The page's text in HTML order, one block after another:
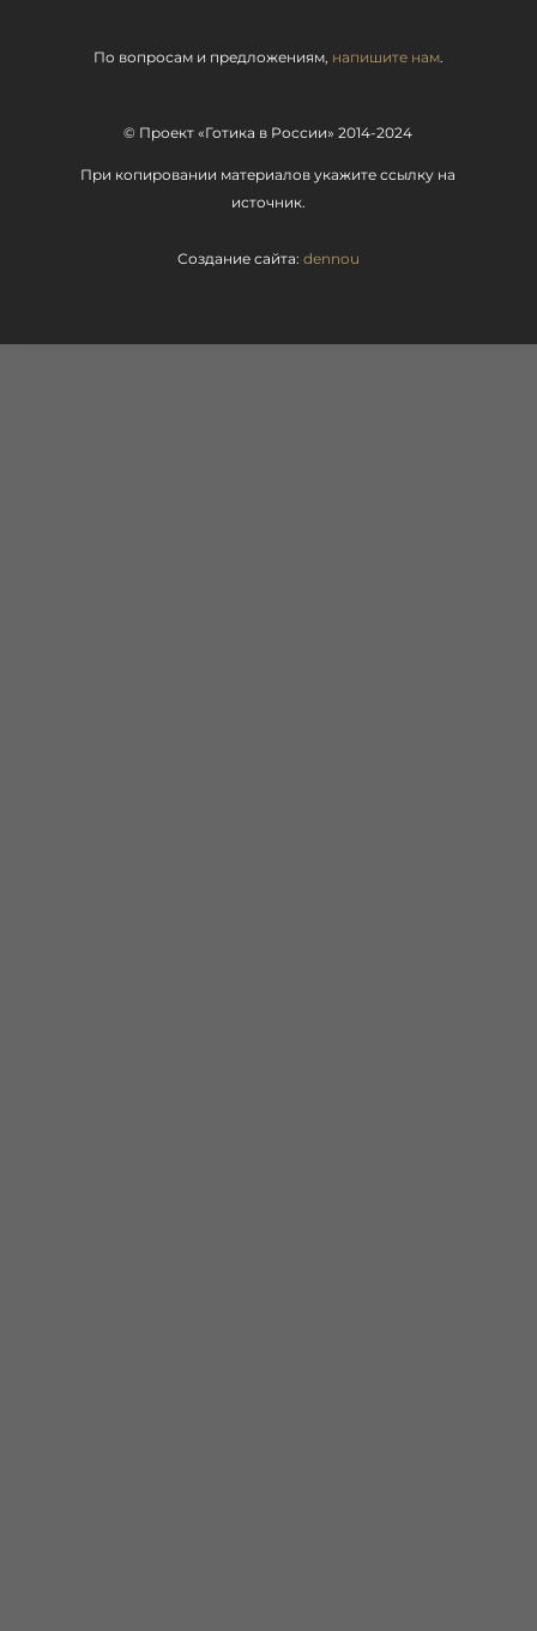
По вопросам и предложениям, напишите нам.
© Проект «Готика в России» 2014-2024
При копировании материалов укажите ссылку на
источник.
Создание сайта: dennou